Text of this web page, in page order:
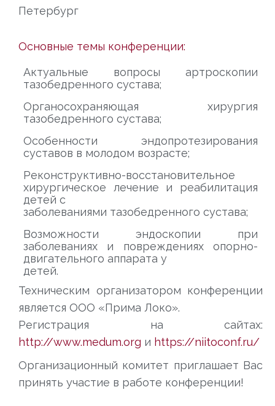
Петербург
Основные темы конференции:
Актуальные вопросы артроскопии
тазобедренного сустава;
Органосохраняющая хирургия
тазобедренного сустава;
Особенности эндопротезирования
суставов в молодом возрасте;
Реконструктивно-восстановительное
хирургическое лечение и реабилитация
детей с
заболеваниями тазобедренного сустава;
Возможности эндоскопии при
заболеваниях и повреждениях опорно-
двигательного аппарата у
детей.
Техническим организатором конференции
является ООО «Прима Локо».
Регистрация на сайтах:
http://www.medum.org и https://niitoconf.ru/
Организационный комитет приглашает Вас
принять участие в работе конференции!